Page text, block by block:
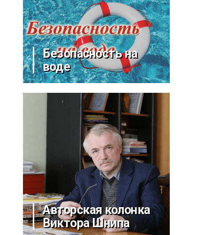
Безопасность на
воде
Авторская колонка
Виктора Шнипа